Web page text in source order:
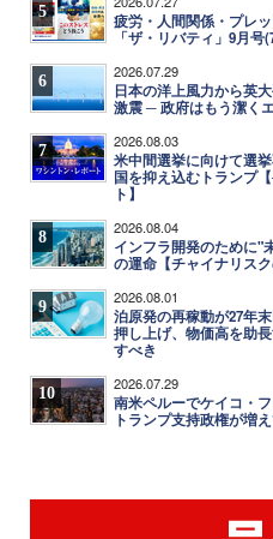
5
疲労・人間関係・プレ
「ザ・リバティ」9月号
6 2026.07.29
日本の洋上風力から英
激震 ─ 政府はもう潔く
7 2026.08.03
米中間選挙に向けて選
国を抑え込むトランプ
ト】
8 2026.08.04
インフラ開発のために"
の運命【チャイナリスク
9 2026.08.01
泊原発の再稼動が27年
押し上げ、物価高を助
すべき
10 2026.07.29
南米ペルーでケイコ・
トランプ支持政権が増